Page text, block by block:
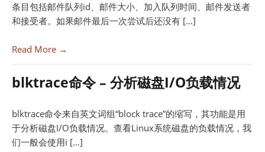
条目包括邮件队列id、邮件大小、加入队列时间、邮件发送者
和接受者。如果邮件最后一次尝试后还没有 […]
Read More →
blktrace命令 – 分析磁盘I/O负载情况
blktrace命令来自英文词组“block trace”的缩写，其功能是用
于分析磁盘I/O负载情况。查看Linux系统磁盘的负载情况，我
们一般会使用i […]